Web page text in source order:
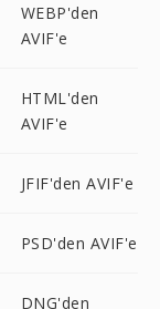
WEBP'den
AVIF'e
HTML'den
AVIF'e
JFIF'den AVIF'e
PSD'den AVIF'e
DNG'den